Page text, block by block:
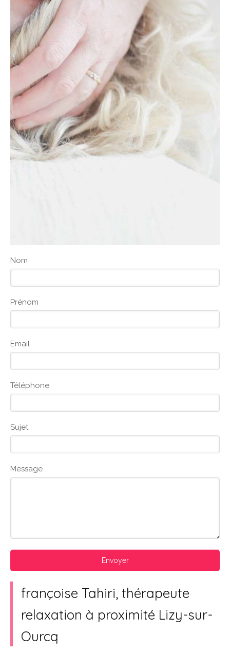
Nom
Prénom
Email
Téléphone
Sujet
Message
Envoyer
françoise Tahiri, thérapeute
relaxation à proximité Lizy-sur-
Ourcq